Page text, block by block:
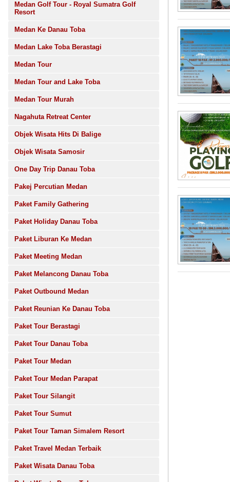
Medan Golf Tour - Royal Sumatra Golf
Resort
Medan Ke Danau Toba
Medan Lake Toba Berastagi
Medan Tour
Medan Tour and Lake Toba
Medan Tour Murah
Nagahuta Retreat Center
Objek Wisata Hits Di Balige
Objek Wisata Samosir
One Day Trip Danau Toba
Pakej Percutian Medan
Paket Family Gathering
Paket Holiday Danau Toba
Paket Liburan Ke Medan
Paket Meeting Medan
Paket Melancong Danau Toba
Paket Outbound Medan
Paket Reunian Ke Danau Toba
Paket Tour Berastagi
Paket Tour Danau Toba
Paket Tour Medan
Paket Tour Medan Parapat
Paket Tour Silangit
Paket Tour Sumut
Paket Tour Taman Simalem Resort
Paket Travel Medan Terbaik
Paket Wisata Danau Toba